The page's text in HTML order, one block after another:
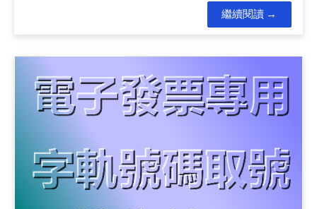
繼續閱讀